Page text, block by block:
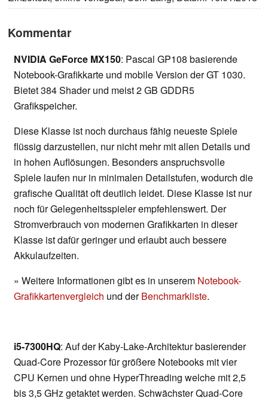
Kommentar
NVIDIA GeForce MX150: Pascal GP108 basierende
Notebook-Grafikkarte und mobile Version der GT 1030.
Bietet 384 Shader und meist 2 GB GDDR5
Grafikspeicher.
Diese Klasse ist noch durchaus fähig neueste Spiele
flüssig darzustellen, nur nicht mehr mit allen Details und
in hohen Auflösungen. Besonders anspruchsvolle
Spiele laufen nur in minimalen Detailstufen, wodurch die
grafische Qualität oft deutlich leidet. Diese Klasse ist nur
noch für Gelegenheitsspieler empfehlenswert. Der
Stromverbrauch von modernen Grafikkarten in dieser
Klasse ist dafür geringer und erlaubt auch bessere
Akkulaufzeiten.
» Weitere Informationen gibt es in unserem Notebook-
Grafikkartenvergleich und derBenchmarkliste.
i5-7300HQ: Auf der Kaby-Lake-Architektur basierender
Quad-Core Prozessor für größere Notebooks mit vier
CPU Kernen und ohne HyperThreading welche mit 2,5
bis 3,5 GHz getaktet werden. Schwächster Quad-Core